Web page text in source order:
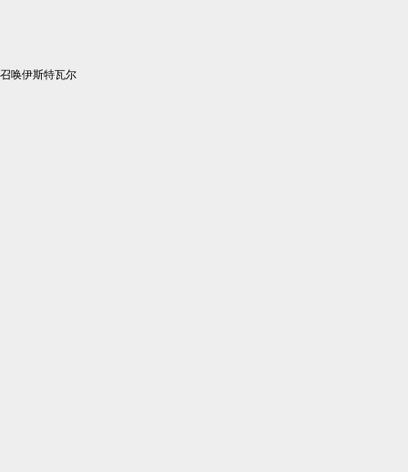
召唤伊斯特瓦尔